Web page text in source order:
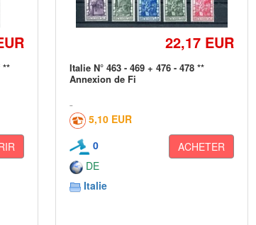
**
22,17 EUR
Italie N° 463 - 469 + 476 - 478 **
Annexion de Fi
5,10 EUR
0
ACHETER
DE
Italie